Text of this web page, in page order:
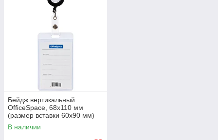
Бейдж вертикальный
OfficeSpace, 68х110 мм
(размер вставки 60х90 мм)
держатель-рулетка, черный
284661
В наличии